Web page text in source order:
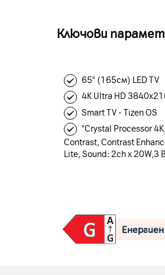
Ключови
65" (165см) LED TV
4K Ultra HD
Smart TV - Tizen OS
"Crystal Processor
Contrast, Contrast
Lite, Sound: 2ch x 20W,3